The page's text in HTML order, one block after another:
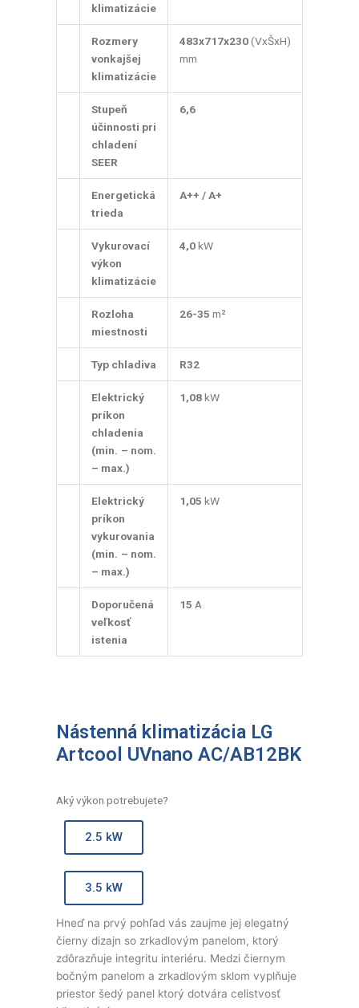
klimatizácie
Rozmery
vonkajšej
klimatizácie
483x717x230(VxŠxH)
mm
Stupeň
účinnosti pri
chladení
SEER
6,6
Energetická
trieda
A++ / A+
Vykurovací
výkon
klimatizácie
4,0kW
Rozloha
miestnosti
26-35 m²
Typ chladiva R32
Elektrický
príkon
chladenia
(min. – nom.
– max.)
1,08kW
Elektrický
príkon
vykurovania
(min. – nom.
– max.)
1,05 kW
Doporučená
veľkosť
istenia
15 A
Nástenná klimatizácia LG
Artcool UVnano AC/AB12BK
Aký výkon potrebujete?
2.5 kW
3.5 kW
Hneď na prvý pohľad vás zaujme jej elegatný
čierny dizajn so zrkadlovým panelom, ktorý
zdôrazňuje integritu interiéru. Medzi čiernym
bočným panelom a zrkadlovým sklom vyplňuje
priestor šedý panel ktorý dotvára celistvosť